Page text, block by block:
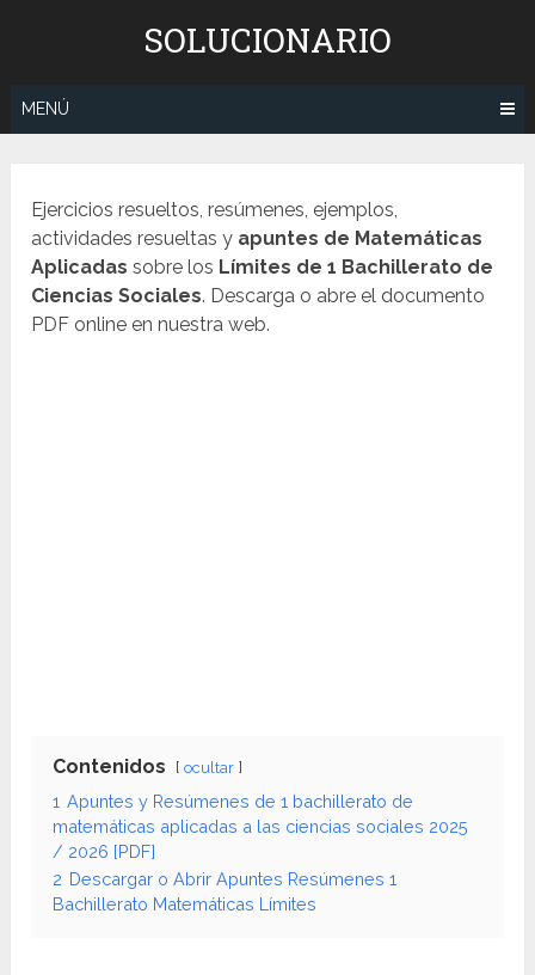
SOLUCIONARIO
MENÚ
Ejercicios resueltos, resúmenes, ejemplos,
actividades resueltas y apuntes de Matemáticas
Aplicadassobre los Límites de 1 Bachillerato de
Ciencias Sociales. Descarga o abre el documento
PDF online en nuestra web.
Contenidos ocultar
1 Apuntes y Resúmenes de 1 bachillerato de
matemáticas aplicadas a las ciencias sociales 2025
/ 2026 [PDF]
2 Descargar o Abrir Apuntes Resúmenes 1
Bachillerato Matemáticas Límites